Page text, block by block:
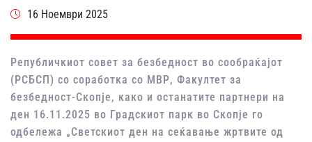
16 Ноември 2025
Републичкиот совет за безбедност во сообраќајот
(РСБСП) со соработка со МВР, Факултет за
безбедност-Скопје, како и останатите партнери на
ден 16.11.2025 во Градскиот парк во Скопје го
одбележа „Светскиот ден на сеќавање жртвите од